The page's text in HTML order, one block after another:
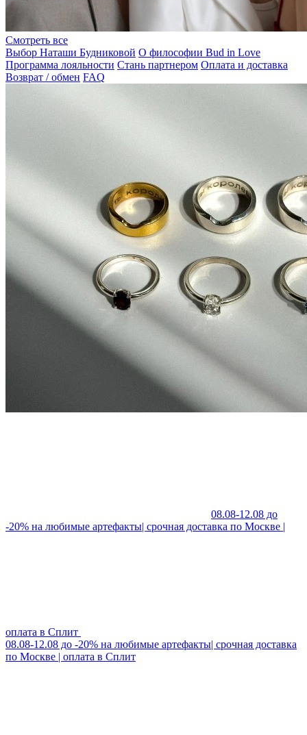
Смотреть все
Выбор Наташи Будниковой О философии Bud in Love
Программа лояльности Стань партнером Оплата и доставка
Возврат / обмен FAQ
08.08-12.08 до
-20% на любимые артефакты| срочная доставка по Москве |
оплата в Сплит
08.08-12.08 до -20% на любимые артефакты| срочная доставка
по Москве | оплата в Сплит